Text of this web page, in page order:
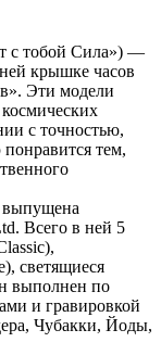
с тобой Сила») —
крышке часов
Эти модели
с точностью,
тем,
выпущена
Всего в ней 5
светящиеся
выполнен по
и гравировкой
Чубакки, Йоды,